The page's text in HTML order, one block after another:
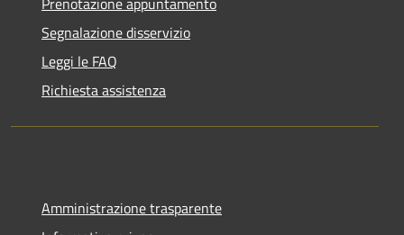
Segnalazione disservizio
Leggi le FAQ
Richiesta assistenza
Amministrazione trasparente